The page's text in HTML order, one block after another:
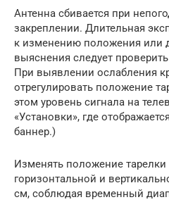
Антенна сбивается при
закреплении. Длительная
к изменению положения или
выяснения следует
При выявлении ослабления
отрегулировать положение
этом уровень сигнала на
«Установки», где
баннер.)
Изменять положение
горизонтальной и
см, соблюдая временный